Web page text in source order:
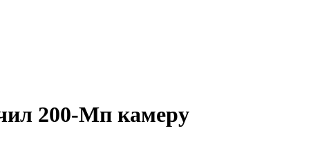
200-Мп камеру